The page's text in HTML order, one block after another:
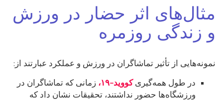
مثال‌های اثر حضار در ورزش
و زندگی روزمره
نمونه‌هایی از تأثیر تماشاگران در ورزش و عملکرد عبارتند از:
در طول همه‌گیری کووید-۱۹،
زمانی که تماشاگران در
ورزشگاه‌ها حضور نداشتند، تحقیقات نشان داد که